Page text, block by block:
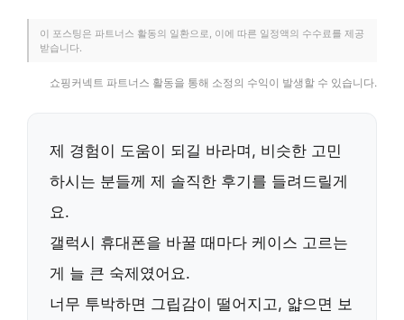
이 포스팅은 파트너스 활동의 일환으로, 이에 따른 일정액의 수수료를 제공
받습니다.
쇼핑커넥트 파트너스 활동을 통해 소정의 수익이 발생할 수 있습니다.
제 경험이 도움이 되길 바라며, 비슷한 고민
하시는 분들께 제 솔직한 후기를 들려드릴게
요.
갤럭시 휴대폰을 바꿀 때마다 케이스 고르는
게 늘 큰 숙제였어요.
너무 투박하면 그립감이 떨어지고, 얇으면 보